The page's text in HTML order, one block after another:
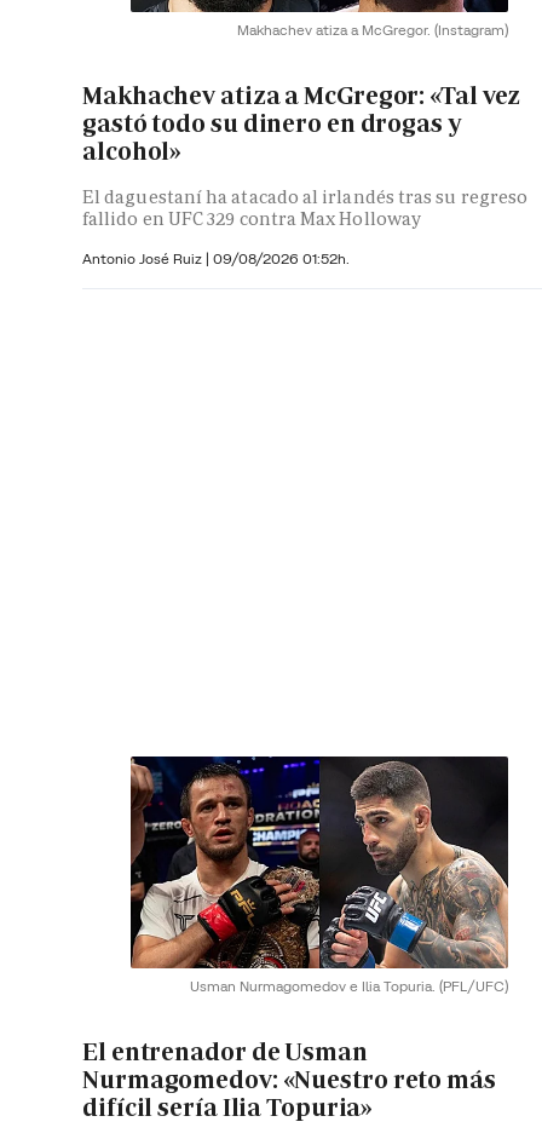
Makhachev atiza a McGregor. (Instagram)
Makhachev atiza a McGregor: «Tal vez
gastó todo su dinero en drogas y
alcohol»
El daguestaní ha atacado al irlandés tras su regreso
fallido en UFC 329 contra Max Holloway
Antonio José Ruiz | 09/08/2026 01:52h.
Usman Nurmagomedov e Ilia Topuria. (PFL/UFC)
El entrenador de Usman
Nurmagomedov: «Nuestro reto más
difícil sería Ilia Topuria»